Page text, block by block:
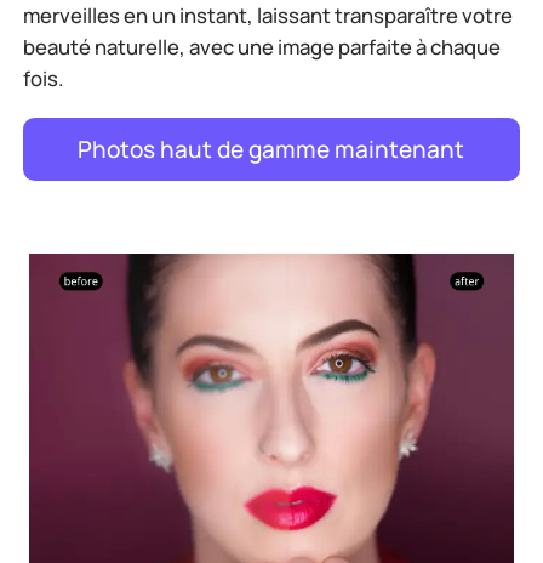
merveilles en un instant, laissant transparaître votre
beauté naturelle, avec une image parfaite à chaque
fois.
Photos haut de gamme maintenant